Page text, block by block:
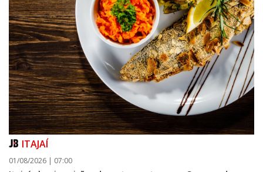
ITAJAÍ
01/08/2026 | 07:00